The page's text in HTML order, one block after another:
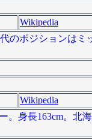
Wikipedia
のポジションはミ
Wikipedia
。身長163cm。北